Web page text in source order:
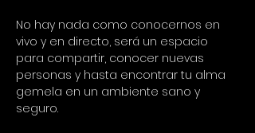
No hay nada como conocernos en
vivo y en directo, será un espacio
para compartir, conocer nuevas
personas y hasta encontrar tu alma
gemela en un ambiente sano y
seguro.